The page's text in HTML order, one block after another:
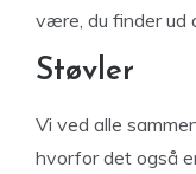
være, du finder ud
Støvler
Vi ved alle
hvorfor det også